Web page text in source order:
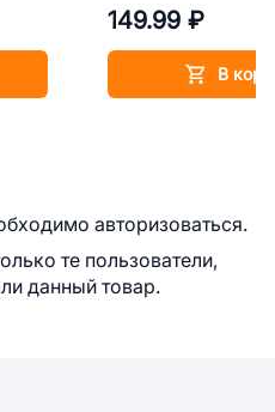
149.99 ₽
В
авторизоваться.
те пользователи,
данный товар.